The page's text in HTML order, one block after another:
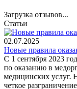
Загрузка отзывов...
Статьи
02.07.2025
Новые правила
С 1 сентября 2023
по оказанию в
медицинских услуг.
четкое